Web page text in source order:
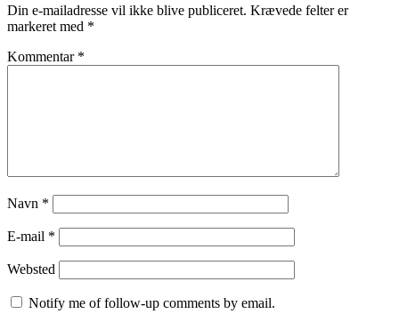
Din e-mailadresse vil ikke blive publiceret. Krævede felter er
markeret med *
Kommentar *
Navn *
E-mail *
Websted
Notify me of follow-up comments by email.